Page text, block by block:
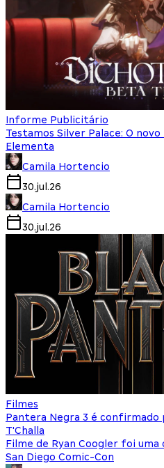
Informe Publicitário
Testamos Silver Palace: O
Elementa
Camila Hortencio
30.jul.26
Camila Hortencio
30.jul.26
Filmes
Pantera Negra 3 é confirmado
T'Challa
Filme de Ryan Coogler foi uma
San Diego Comic-Con